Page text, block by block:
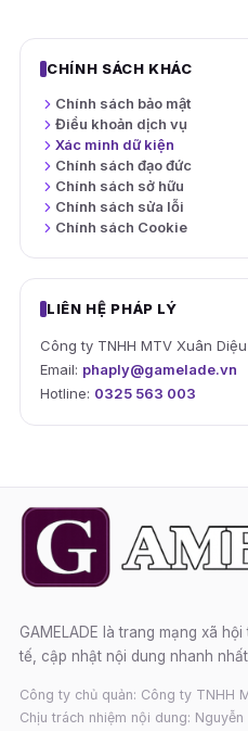
CHÍNH SÁCH KHÁC
Chính sách bảo mật
Điều khoản dịch vụ
Xác minh dữ kiện
Chính sách đạo đức
Chính sách sở hữu
Chính sách sửa lỗi
Chính sách Cookie
LIÊN HỆ PHÁP LÝ
Công ty TNHH MTV Xuân
Email: phaply@gamelade.vn
Hotline: 0325 563 003
GAMELADE là trang mạng xã
tế, cập nhật nội dung nhanh
Công ty chủ quản: Công ty TNHH
Chịu trách nhiệm nội dung: Nguyễn